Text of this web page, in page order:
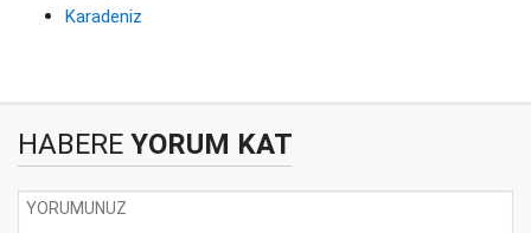
Karadeniz
HABERE YORUM KAT